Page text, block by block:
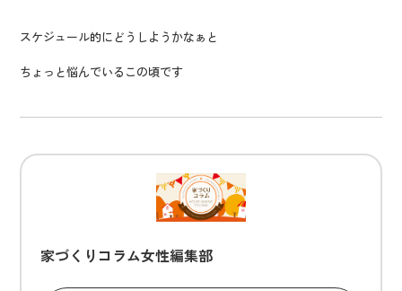
スケジュール的にどうしようかなぁと
ちょっと悩んでいるこの頃です
家づくりコラム女性編集部